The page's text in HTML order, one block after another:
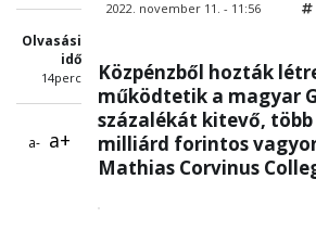
Olvasási
idő
14perc
a- a+
2022. november 11. - 11:56
Közpénzből hozták
működtetik a magyar
százalékát kitevő,
milliárd forintos
Mathias Corvinus